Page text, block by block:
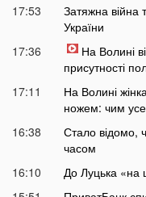
17:53
Затяжна війна
України
17:36
На Волині
присутності
17:11
На Волині
ножем: чим усе
16:38
Стало відомо,
часом
16:10
До Луцька «на